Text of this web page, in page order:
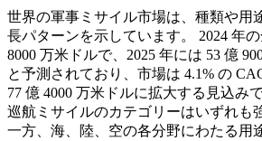
世界の軍事ミサイル市場は、種類や用
長パターンを示しています。 2024 年
8000 万米ドルで、2025 年には 53 億
と予測されており、市場は 4.1% の
77 億 4000 万米ドルに拡大する見込み
巡航ミサイルのカテゴリーはいずれも
一方、海、陸、空の各分野にわたる用